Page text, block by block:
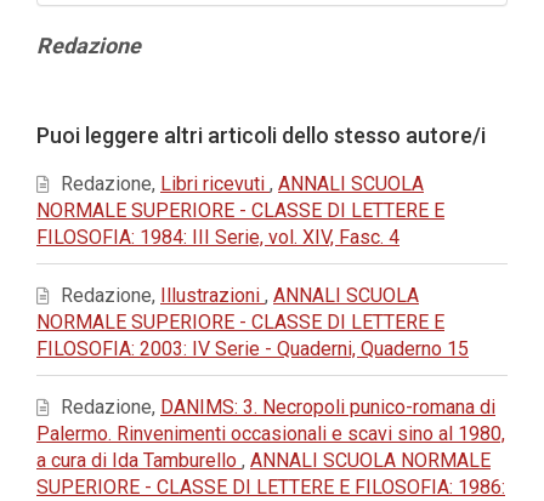
Contenuto
Redazione
dell'articolo
Puoi leggere altri articoli dello stesso autore/i
Redazione, Libri ricevuti , ANNALI SCUOLA
NORMALE SUPERIORE - CLASSE DI LETTERE E
FILOSOFIA: 1984: III Serie, vol. XIV, Fasc. 4
Redazione, Illustrazioni , ANNALI SCUOLA
NORMALE SUPERIORE - CLASSE DI LETTERE E
FILOSOFIA: 2003: IV Serie - Quaderni, Quaderno 15
Redazione, DANIMS: 3. Necropoli punico-romana di
Palermo. Rinvenimenti occasionali e scavi sino al 1980,
a cura di Ida Tamburello , ANNALI SCUOLA NORMALE
SUPERIORE - CLASSE DI LETTERE E FILOSOFIA: 1986: